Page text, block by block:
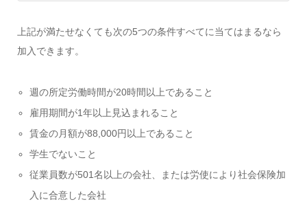
上記が満たせなくても次の5つの条件すべてに当てはまるなら
加入できます。
週の所定労働時間が20時間以上であること
雇用期間が1年以上見込まれること
賃金の月額が88,000円以上であること
学生でないこと
従業員数が501名以上の会社、または労使により社会保険加
入に合意した会社